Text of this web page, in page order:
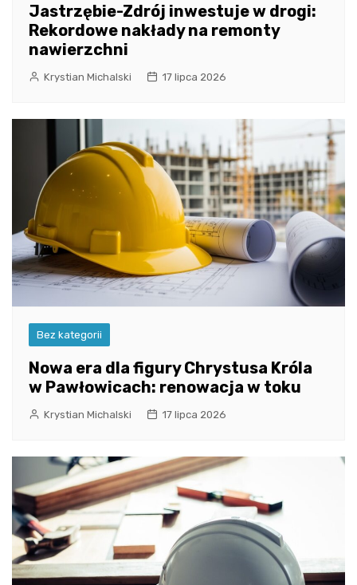
Jastrzębie-Zdrój inwestuje w drogi:
Rekordowe nakłady na remonty
nawierzchni
Krystian Michalski 17 lipca 2026
Bez kategorii
Nowa era dla figury Chrystusa Króla
w Pawłowicach: renowacja w toku
Krystian Michalski 17 lipca 2026